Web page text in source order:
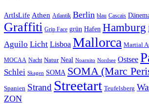
ArtIsLife Athen Atlantik Berlin blau Cascais
Graffiti Grip Face grün Hafen Hamburg
Aguilo Licht Lisboa Mallorca Martial
MOCAA Nacht Natur Neal Noarnito Nordsee Ostsee
Schlei Skagen SOMA SOMA (Marc
Spanien Strand Streetart Teufelsberg
ZON